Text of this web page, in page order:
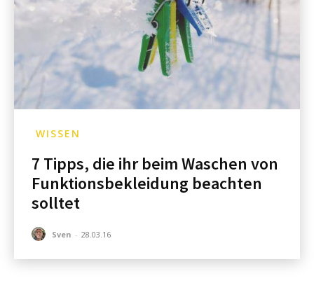
WISSEN
7 Tipps, die ihr beim Waschen von
Funktionsbekleidung beachten
solltet
Sven - 28.03.16